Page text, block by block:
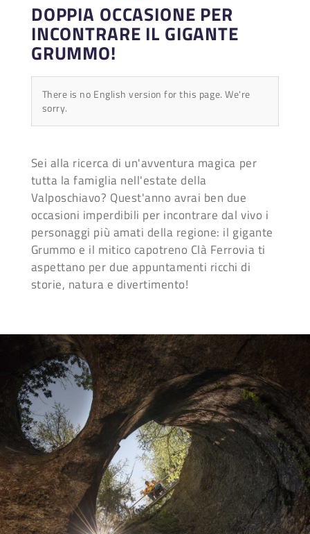
DOPPIA OCCASIONE PER
INCONTRARE IL GIGANTE
GRUMMO!
There is no English version for this page. We're
sorry.
Sei alla ricerca di un'avventura magica per
tutta la famiglia nell'estate della
Valposchiavo? Quest'anno avrai ben due
occasioni imperdibili per incontrare dal vivo i
personaggi più amati della regione: il gigante
Grummo e il mitico capotreno Clà Ferrovia ti
aspettano per due appuntamenti ricchi di
storie, natura e divertimento!